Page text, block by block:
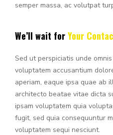
semper massa, ac volutpat
We’ll wait forYour
Sed ut perspiciatis unde
voluptatem accusantium
aperiam, eaque ipsa quae ab
architecto beatae vitae dicta
ipsam voluptatem quia
fugit, sed quia consequuntur
voluptatem sequi nesciunt.